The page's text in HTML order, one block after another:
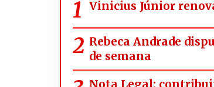
Vinicius Júnior
Rebeca Andrade
de semana
Nota Legal: